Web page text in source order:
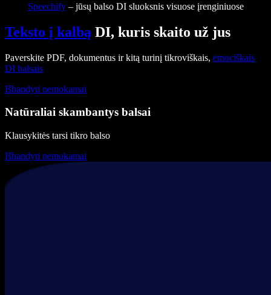
Speechify– jūsų balso DI sluoksnis visuose įrenginiuose
Teksto į kalbą DI, kuris skaito už jus
Paverskite PDF, dokumentus ir kitą turinį tikroviškais, emociškais
DI balsais
Išbandyti nemokamai
Natūraliai skambantys balsai
Klausykitės tarsi tikro balso
Išbandyti nemokamai